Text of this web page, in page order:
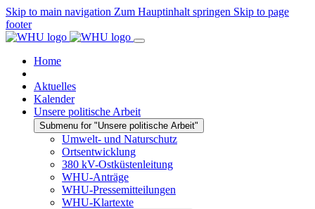
Skip to main navigation Zum Hauptinhalt springen Skip to page
footer
Home
Aktuelles
Kalender
Unsere politische Arbeit
Submenu for "Unsere politische Arbeit"
Umwelt- und Naturschutz
Ortsentwicklung
380 kV-Ostküstenleitung
WHU-Anträge
WHU-Pressemitteilungen
WHU-Klartexte